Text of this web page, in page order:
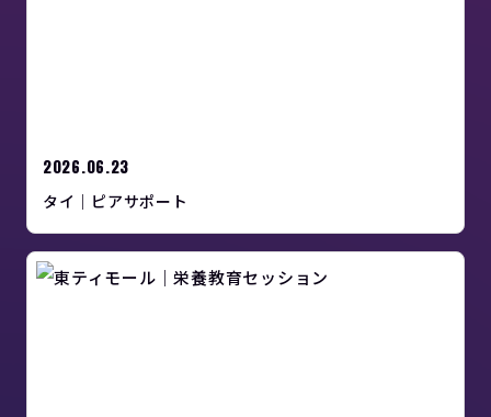
2026.06.23
タイ｜ピアサポート